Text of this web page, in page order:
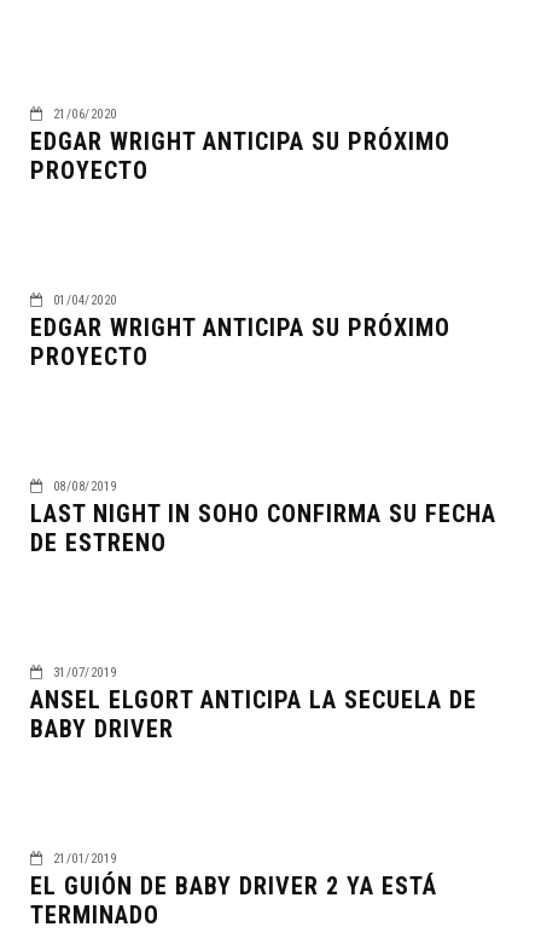
21/06/2020
EDGAR WRIGHT ANTICIPA SU PRÓXIMO
PROYECTO
01/04/2020
EDGAR WRIGHT ANTICIPA SU PRÓXIMO
PROYECTO
08/08/2019
LAST NIGHT IN SOHO CONFIRMA SU FECHA
DE ESTRENO
31/07/2019
ANSEL ELGORT ANTICIPA LA SECUELA DE
BABY DRIVER
21/01/2019
EL GUIÓN DE BABY DRIVER 2 YA ESTÁ
TERMINADO